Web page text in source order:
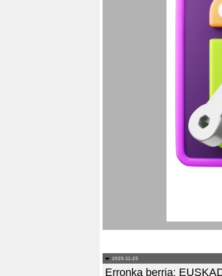
2025-11-25
Erronka berria: